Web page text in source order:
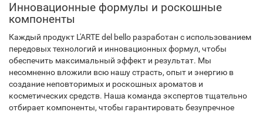
Инновационные формулы и роскошные
компоненты
Каждый продукт L'ARTE del bello разработан с использованием
передовых технологий и инновационных формул, чтобы
обеспечить максимальный эффект и результат. Мы
несомненно вложили всю нашу страсть, опыт и энергию в
создание неповторимых и роскошных ароматов и
косметических средств. Наша команда экспертов тщательно
отбирает компоненты, чтобы гарантировать безупречное